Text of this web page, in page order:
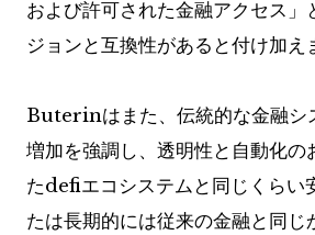
および許可された金融アクセス
ジョンと互換性があると付け加え
Buterinはまた、伝統的な金融シ
増加を強調し、透明性と自動化の
たdefiエコシステムと同じくらい
たは長期的には従来の金融と同じ